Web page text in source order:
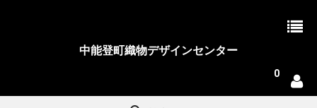
中能登町織物デザインセンター
0